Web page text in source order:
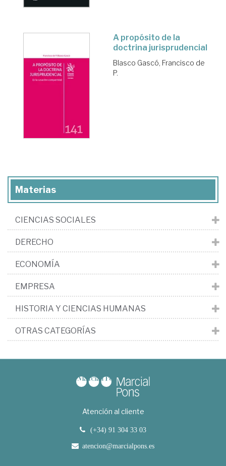
A propósito de la
doctrina jurisprudencial
Blasco Gascó, Francisco de
P.
Materias
CIENCIAS SOCIALES
DERECHO
ECONOMÍA
EMPRESA
HISTORIA Y CIENCIAS HUMANAS
OTRAS CATEGORÍAS
Atención al cliente
(+34) 91 304 33 03
atencion@marcialpons.es